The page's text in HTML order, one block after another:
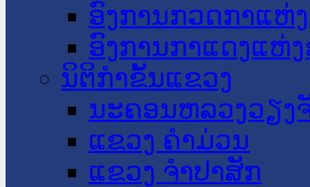
ອົງການກວດກາແຫ່
ອົງການກາແດງແຫ່
ນິຕິກໍາຂັ້ນແຂວງ
ນະ​ຄອນ​ຫລວງວຽງ
ແຂວງ ຄໍາມ່ວນ
ແຂວງ ຈໍາປາສັກ